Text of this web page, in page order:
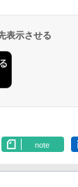
表示させる
note